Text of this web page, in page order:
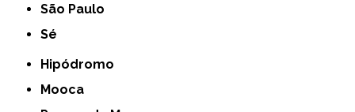
São Paulo
Sé
Hipódromo
Mooca